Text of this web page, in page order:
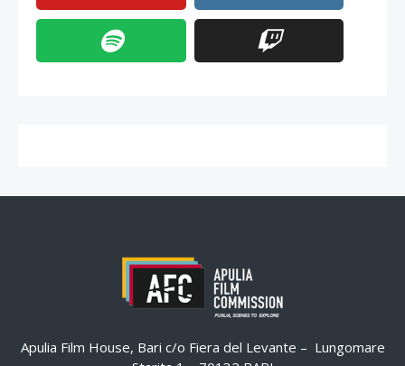
Apulia Film House, Bari c/o Fiera del Levante – Lungomare